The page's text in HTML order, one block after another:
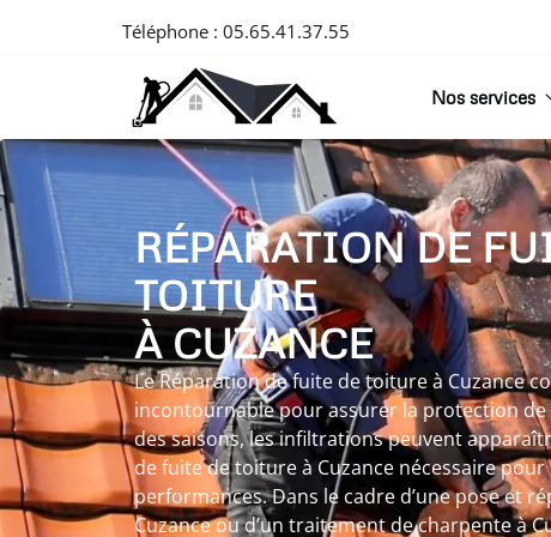
Téléphone : 05.65.41.37.55
Nos services
RÉPARATION DE
TOITURE
À CUZANCE
Le Réparation de fuite de toiture à Cuzance
incontournable pour assurer la protection
des saisons, les infiltrations peuvent
de fuite de toiture à Cuzance nécessaire
performances. Dans le cadre d’une pose et
Cuzance ou d’un traitement de charpente à